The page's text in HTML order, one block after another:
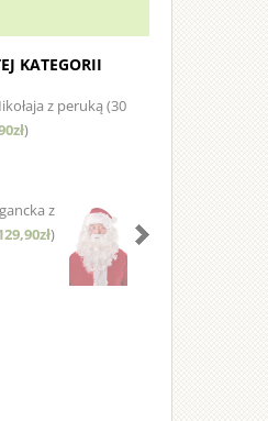
KATEGORII
z peruką (30
)
z
)